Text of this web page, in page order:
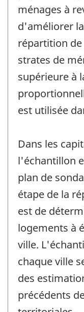
ménages à
d'améliorer
répartition
strates de
supérieure à
est utilisée
Dans les
l'échantillon
plan de
étape de la
est de
logements à
ville.
chaque ville
des
précédents